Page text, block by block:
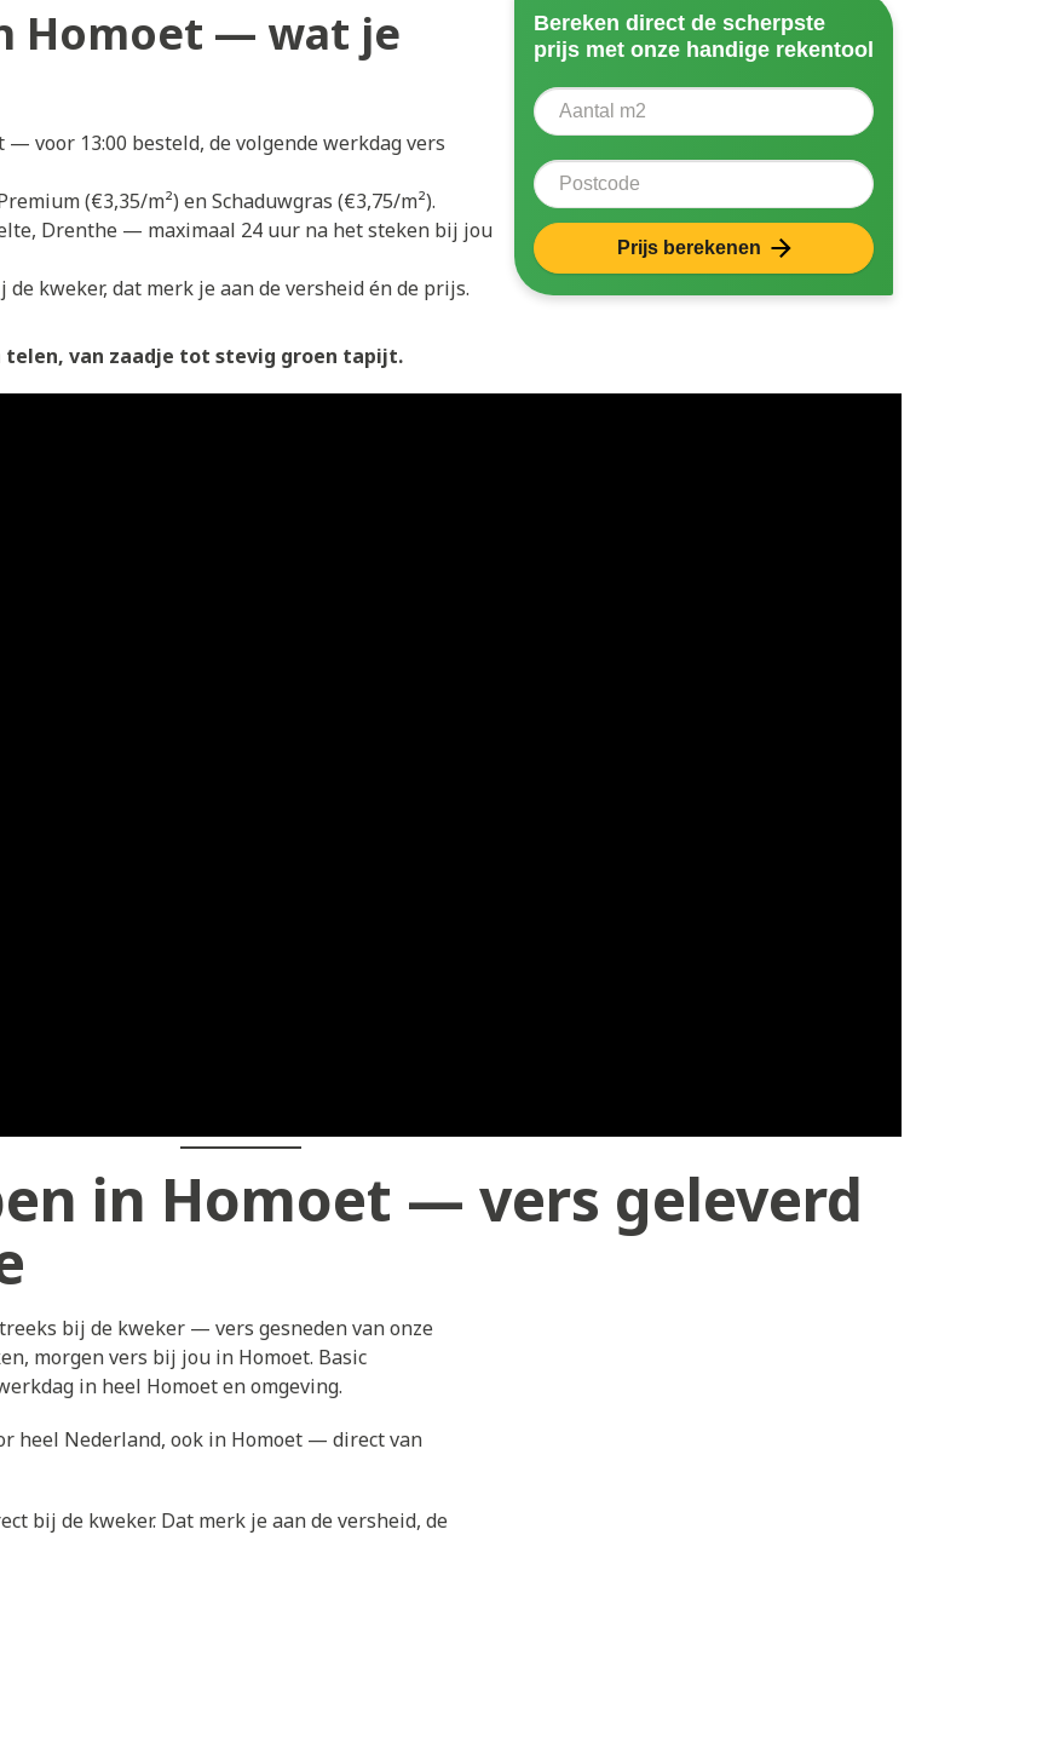
Homoet — wat je
voor 13:00 besteld, de volgende werkdag vers
(€3,35/m²) en Schaduwgras (€3,75/m²).
Drenthe — maximaal 24 uur na het steken bij jou
kweker, dat merk je aan de versheid én de prijs.
Bereken direct de scherpste
prijs met onze handige rekentool
Aantal vierkante meter
Postcode
Prijs berekenen
telen, van zaadje tot stevig groen tapijt.
in Homoet — vers geleverd
bij de kweker — vers gesneden van onze
morgen vers bij jou in Homoet. Basic
in heel Homoet en omgeving.
heel Nederland, ook in Homoet — direct van
bij de kweker. Dat merk je aan de versheid, de